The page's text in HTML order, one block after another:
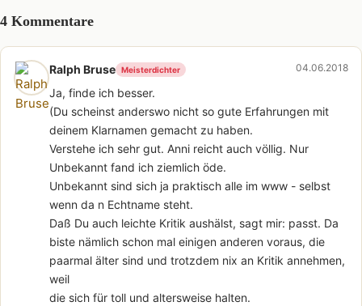
4 Kommentare
Ralph Bruse Meisterdichter 04.06.2018
Ja, finde ich besser.
(Du scheinst anderswo nicht so gute Erfahrungen mit
deinem Klarnamen gemacht zu haben.
Verstehe ich sehr gut. Anni reicht auch völlig. Nur
Unbekannt fand ich ziemlich öde.
Unbekannt sind sich ja praktisch alle im www - selbst
wenn da n Echtname steht.
Daß Du auch leichte Kritik aushälst, sagt mir: passt. Da
biste nämlich schon mal einigen anderen voraus, die
paarmal älter sind und trotzdem nix an Kritik annehmen,
weil
die sich für toll und altersweise halten.